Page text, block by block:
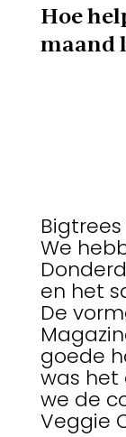
Hoe
maand
We
en het
De
goede
was het
we de
Veggie